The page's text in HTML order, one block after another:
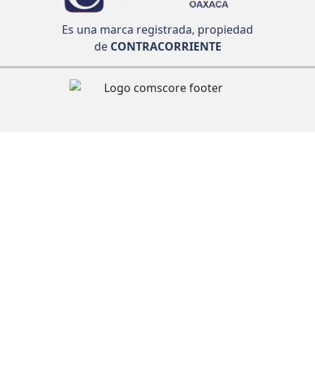
Es una marca registrada, propiedad
deCONTRACORRIENTE